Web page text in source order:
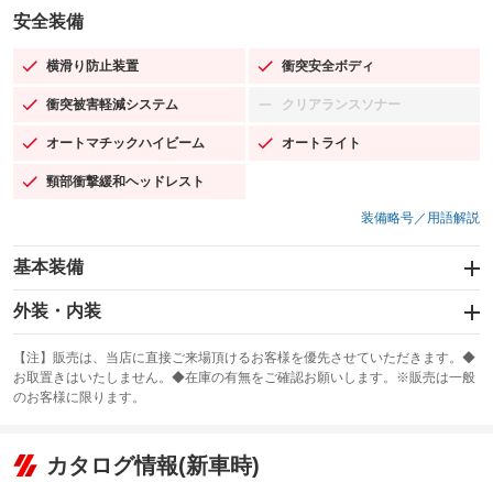
安全装備
横滑り防止装置
：装備あり 衝突安全ボディ
：装備あり
衝突被害軽減システム
：装備あり クリアランスソナー
：装備なし
オートマチックハイビーム
：装備あり オートライト
：装備あり
頸部衝撃緩和ヘッドレスト
：装備あり
装備略号／用語解説
基本装備
エアバッグ：運転席/助手席/サイド
：装備あり
：装備あり
サンルーフ
：装備なし ABS
リフトアップ
：装備なし
外装・内装
カーナビ
：装備なし
TV
：装備なし
ビジュアル
：装備なし
【注】販売は、当店に直接ご来場頂けるお客様を優先させていただきます。◆
お取置きはいたしません。◆在庫の有無をご確認お願いします。※販売は一般
のお客様に限ります。
カタログ情報(新車時)